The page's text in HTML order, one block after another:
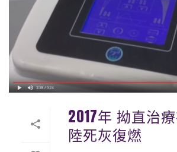
2017年 拗直治
陸死灰復燃